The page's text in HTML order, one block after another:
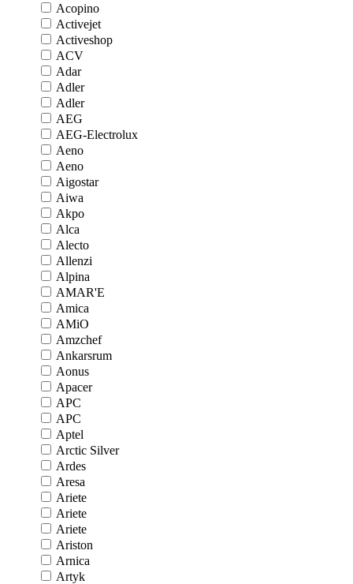
Acopino
Activejet
Activeshop
ACV
Adar
Adler
Adler
AEG
AEG-Electrolux
Aeno
Aeno
Aigostar
Aiwa
Akpo
Alca
Alecto
Allenzi
Alpina
AMAR'E
Amica
AMiO
Amzchef
Ankarsrum
Aonus
Apacer
APC
APC
Aptel
Arctic Silver
Ardes
Aresa
Ariete
Ariete
Ariete
Ariston
Arnica
Artyk